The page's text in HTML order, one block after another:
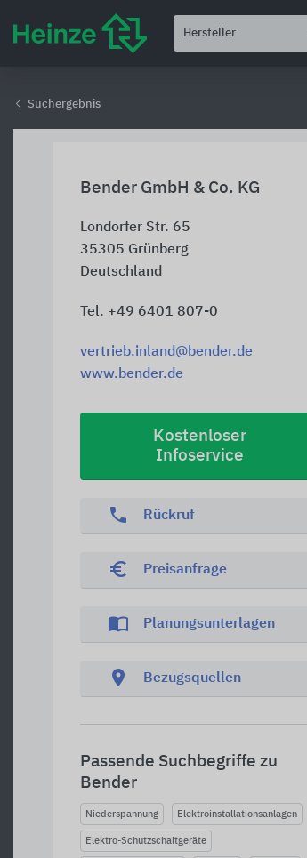
Hersteller
Suchergebnis
Bender GmbH & Co. KG
Londorfer Str. 65
35305 Grünberg
Deutschland
Tel. +49 6401 807-0
vertrieb.inland@bender.de
www.bender.de
Kostenloser
Infoservice
phone Rückruf
euro_symbol Preisanfrage
import_contacts Planungsunterlagen
location_on Bezugsquellen
Passende Suchbegriffe zu
Bender
Niederspannung Elektroinstallationsanlagen
Elektro-Schutzschaltgeräte